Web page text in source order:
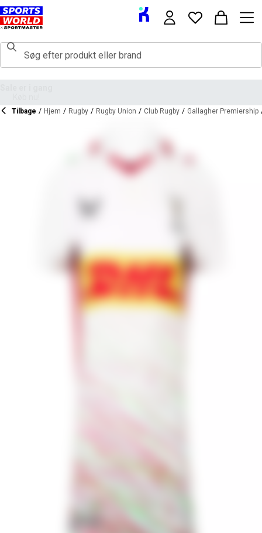
Tilbage / Hjem / Rugby / Rugby Union / Club Rugby / Gallagher Premiership